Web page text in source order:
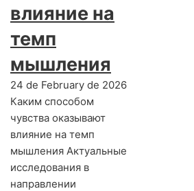
влияние на
темп
мышления
24 de February de 2026
Каким способом
чувства оказывают
влияние на темп
мышления Актуальные
исследования в
направлении